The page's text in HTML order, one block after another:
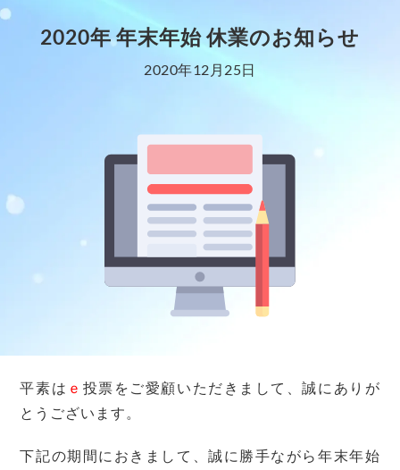
2020年 年末年始 休業のお知らせ
2020年12月25日
平素は ｅ 投票をご愛顧いただきまして、誠にありが
とうございます。
下記の期間におきまして、誠に勝手ながら年末年始